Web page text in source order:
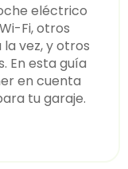
eléctrico
Fi, otros
vez, y otros
En esta guía
en cuenta
tu garaje.